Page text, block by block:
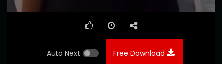
Auto Next Free Download